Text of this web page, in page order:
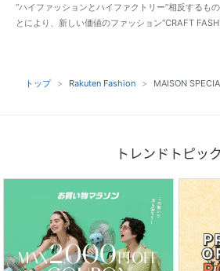
“ハイファッションとハイファクトリー”相反するも
とにより、新しい価値のファッション“CRAFT
トップ Rakuten Fashion MAISON
トレンドトピッ